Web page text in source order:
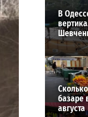
В
базаре
августа